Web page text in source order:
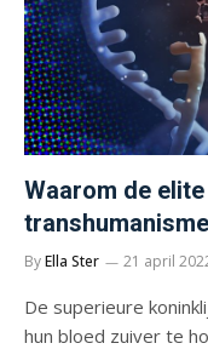
Waarom de
ByElla Ster 21 april
De superieure
hun bloed zuiver te